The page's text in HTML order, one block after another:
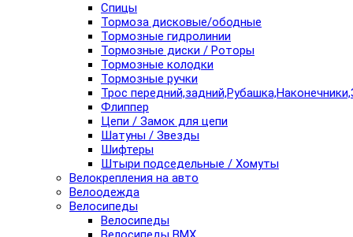
Спицы
Тормоза дисковые/ободные
Тормозные гидролинии
Тормозные диски / Роторы
Тормозные колодки
Тормозные ручки
Трос
Флиппер
Цепи / Замок для цепи
Шатуны / Звезды
Шифтеры
Штыри подседельные / Хомуты
Велокрепления на авто
Велоодежда
Велосипеды
Велосипеды